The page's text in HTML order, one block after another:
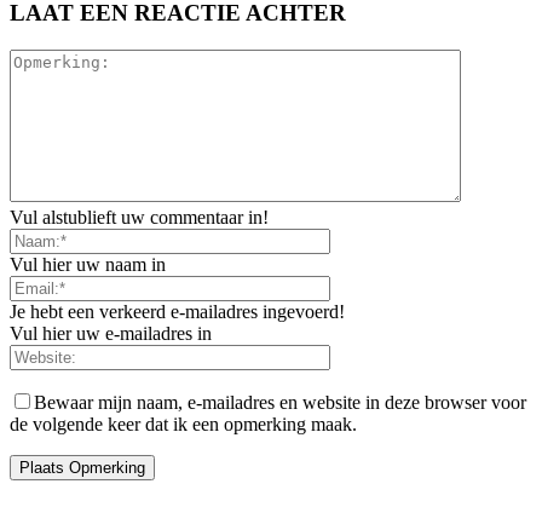
LAAT EEN REACTIE ACHTER
Vul alstublieft uw commentaar in!
Vul hier uw naam in
Je hebt een verkeerd e-mailadres ingevoerd!
Vul hier uw e-mailadres in
Bewaar mijn naam, e-mailadres en website in deze browser voor
de volgende keer dat ik een opmerking maak.